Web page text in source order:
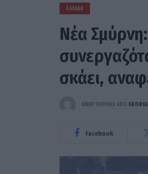
ΕΛΛΆΔΑ
Νέα
σκάει,
ΑΝΑΡΤΗΘΗΚΕ ΑΠΟ
Facebook